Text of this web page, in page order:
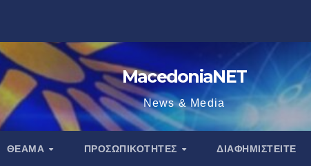
MacedoniaNET
News & Media
ΘΈΑΜΑ ΠΡΟΣΩΠΙΚΌΤΗΤΕΣ ΔΙΑΦΗΜΙΣΤΕΊΤΕ